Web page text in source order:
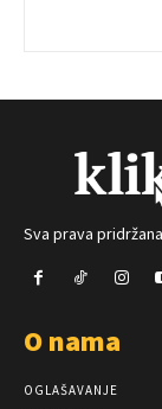
Sva prava
O nama
OGLAŠAVANJE